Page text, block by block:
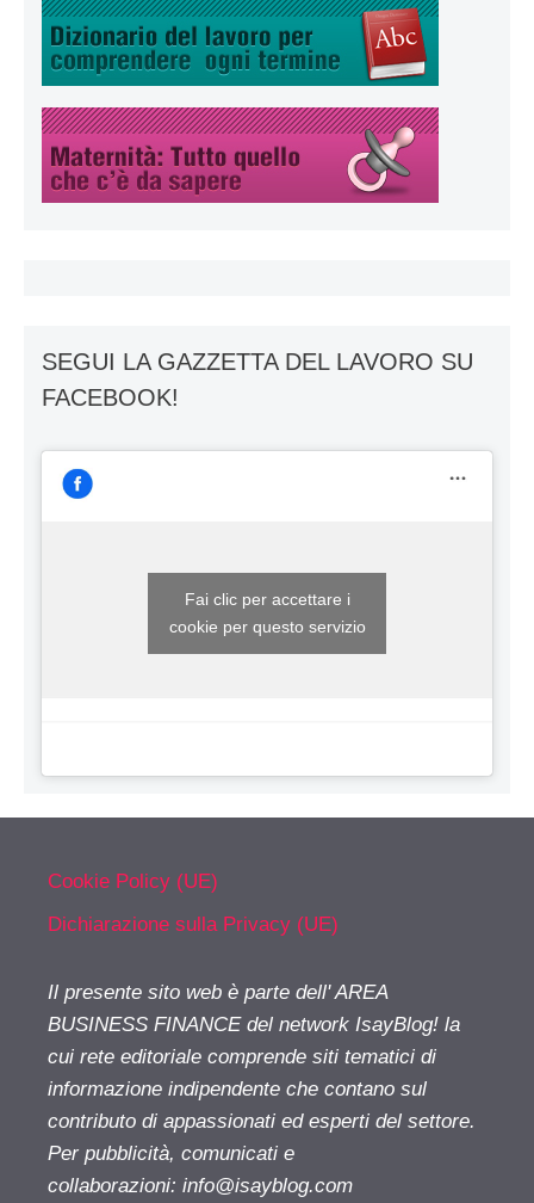
SEGUI LA GAZZETTA DEL LAVORO SU
FACEBOOK!
Fai clic per accettare i
cookie per questo servizio
Cookie Policy (UE)
Dichiarazione sulla Privacy (UE)
Il presente sito web è parte dell' AREA
BUSINESS FINANCE del network IsayBlog! la
cui rete editoriale comprende siti tematici di
informazione indipendente che contano sul
contributo di appassionati ed esperti del settore.
Per pubblicità, comunicati e
collaborazioni: info@isayblog.com